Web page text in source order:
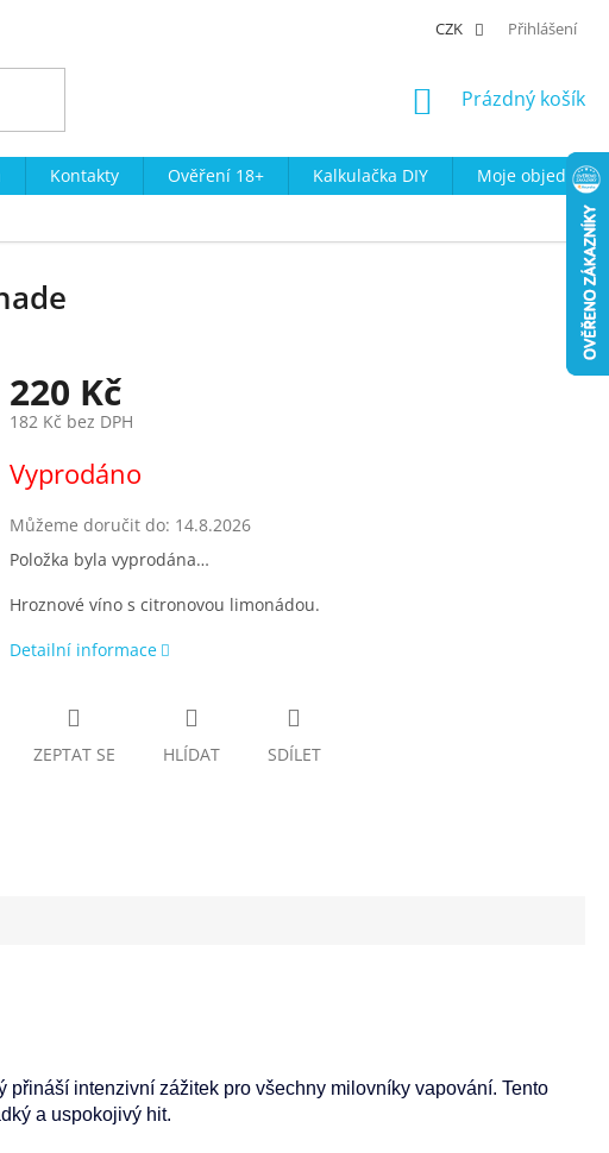
CZK Přihlášení
NÁKUPNÍ
Prázdný košík
Kontakty Ověření 18+ Kalkulačka DIY
Moje
220 Kč
182 Kč bez DPH
cena:
Vyprodáno
Můžeme doručit do: 14.8.2026
Položka byla vyprodána…
Hroznové víno s citronovou limonádou.
Detailní informace
ZEPTAT SE HLÍDAT SDÍLET
intenzivní zážitek pro všechny milovníky vapování. Tento
a uspokojivý hit.